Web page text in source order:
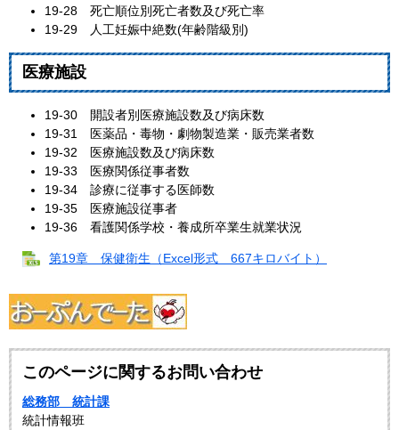
19‐28 死亡順位別死亡者数及び死亡率
19‐29 人工妊娠中絶数(年齢階級別)
医療施設
19‐30 開設者別医療施設数及び病床数
19‐31 医薬品・毒物・劇物製造業・販売業者数
19‐32 医療施設数及び病床数
19‐33 医療関係従事者数
19‐34 診療に従事する医師数
19‐35 医療施設従事者
19‐36 看護関係学校・養成所卒業生就業状況
第19章 保健衛生（Excel形式 667キロバイト）
このページに関するお問い合わせ
総務部 統計課
統計情報班